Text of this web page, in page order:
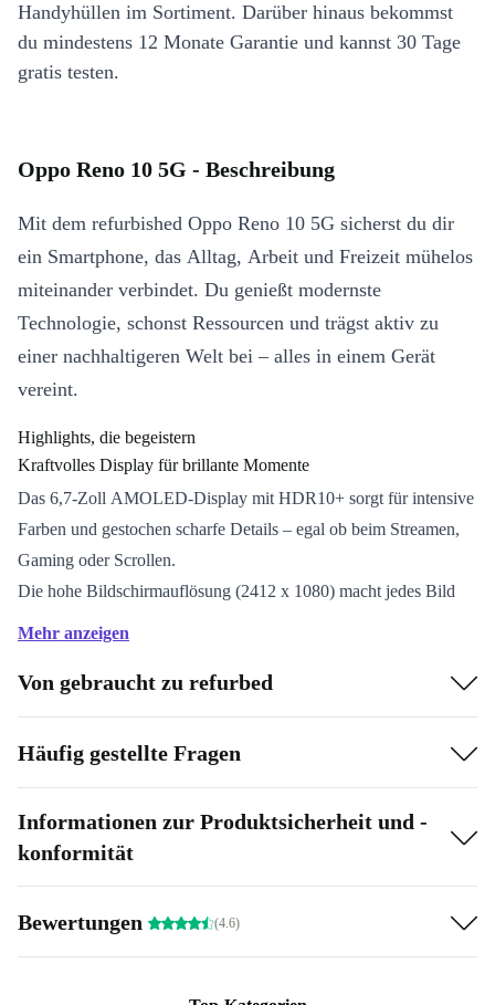
Handyhüllen im Sortiment. Darüber hinaus bekommst
du mindestens 12 Monate Garantie und kannst 30 Tage
gratis testen.
Oppo Reno 10 5G - Beschreibung
Mit dem refurbished Oppo Reno 10 5G sicherst du dir
ein Smartphone, das Alltag, Arbeit und Freizeit mühelos
miteinander verbindet. Du genießt modernste
Technologie, schonst Ressourcen und trägst aktiv zu
einer nachhaltigeren Welt bei – alles in einem Gerät
vereint.
Highlights, die begeistern
Kraftvolles Display für brillante Momente
Das 6,7-Zoll AMOLED-Display mit HDR10+ sorgt für intensive
Farben und gestochen scharfe Details – egal ob beim Streamen,
Gaming oder Scrollen.
Die hohe Bildschirmauflösung (2412 x 1080) macht jedes Bild
zum Erlebnis.
Vielseitige Kameras für jeden Tag
Halte mit der 64 MP Hauptkamera beeindruckende
Die 32 MP Frontkamera lässt Selfies und Videoanrufe lebendig
Fotos aus jedem Blickwinkel.
Schneller Prozessor, lange Ausdauer
Akku lassen dich den Tag flexibel gestalten – vom Pendeln bis
zum Serienmarathon.
Mehr anzeigen
Von gebraucht zu refurbed
Häufig gestellte Fragen
Informationen zur Produktsicherheit und -
konformität
Bewertungen (4.6)